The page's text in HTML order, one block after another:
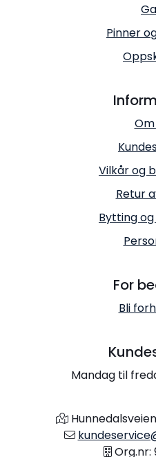
Pinner
Vilkår og
Retur
Bytting
For
Bli
Mandag til
Org.nr: